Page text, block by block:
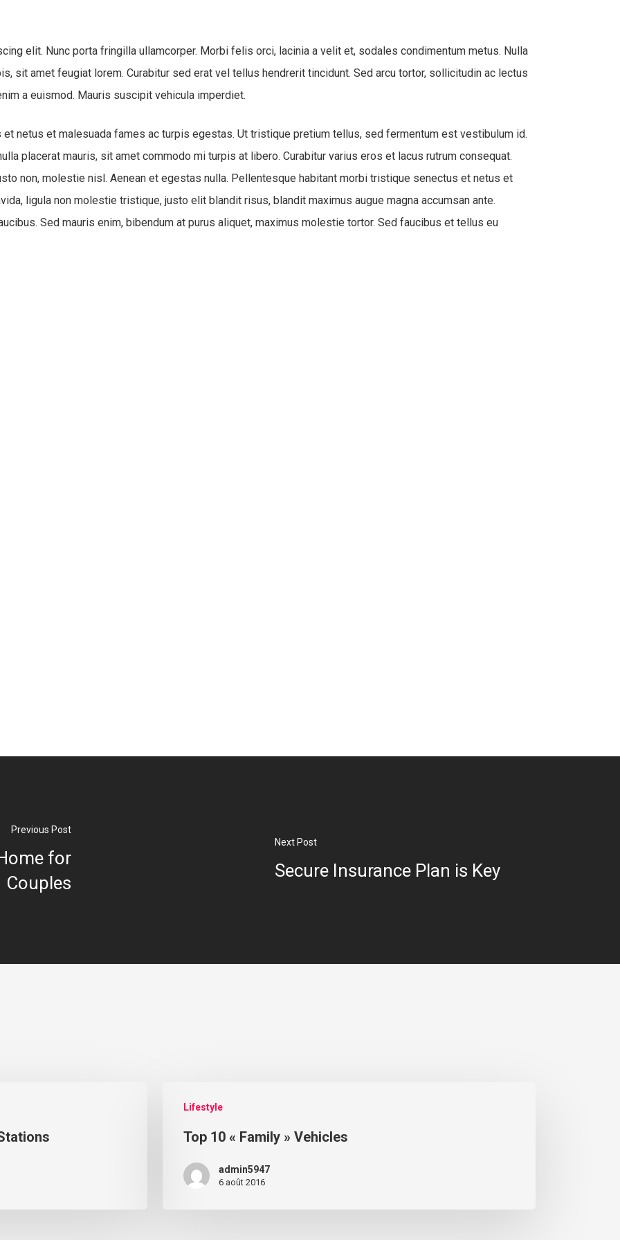
elit. Nunc porta fringilla ullamcorper. Morbi felis orci, lacinia a velit et, sodales condimentum metus. Nulla
sit amet feugiat lorem. Curabitur sed erat vel tellus hendrerit tincidunt. Sed arcu tortor, sollicitudin ac lectus
a euismod. Mauris suscipit vehicula imperdiet.
netus et malesuada fames ac turpis egestas. Ut tristique pretium tellus, sed fermentum est vestibulum id.
placerat mauris, sit amet commodo mi turpis at libero. Curabitur varius eros et lacus rutrum consequat.
non, molestie nisl. Aenean et egestas nulla. Pellentesque habitant morbi tristique senectus et netus et
ligula non molestie tristique, justo elit blandit risus, blandit maximus augue magna accumsan ante.
Sed mauris enim, bibendum at purus aliquet, maximus molestie tortor. Sed faucibus et tellus eu
Previous Post
for
Couples
Next Post
Secure Insurance Plan is Key
Lifestyle
Top 10 « Family » Vehicles
admin5947
6 août 2016